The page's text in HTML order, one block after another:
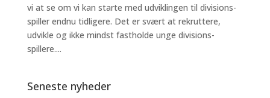
vi at se om vi kan starte med udviklingen til divisions-
spiller endnu tidligere. Det er svært at rekruttere,
udvikle og ikke mindst fastholde unge divisions-
spillere....
Seneste nyheder